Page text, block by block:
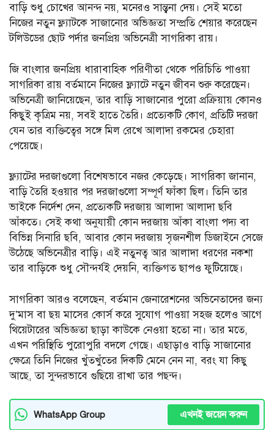
বাড়ি শুধু চোখের আনন্দ নয়, মনেরও সান্ত্বনা দেয়। সেই মতো
নিজের নতুন ফ্ল্যাটকে সাজানোর অভিজ্ঞতা সম্প্রতি শেয়ার করেছেন
টলিউডের ছোট পর্দার জনপ্রিয় অভিনেত্রী সাগরিকা রায়।
জি বাংলার জনপ্রিয় ধারাবাহিক পরিণীতা থেকে পরিচিতি পাওয়া
সাগরিকা রায় বর্তমানে নিজের ফ্ল্যাটে নতুন জীবন শুরু করেছেন।
অভিনেত্রী জানিয়েছেন, তার বাড়ি সাজানোর পুরো প্রক্রিয়ায় কোনও
কিছুই কৃত্রিম নয়, সবই হাতে তৈরি। প্রত্যেকটি কোণ, প্রতিটি দরজা
যেন তার ব্যক্তিত্বের সঙ্গে মিল রেখে আলাদা রকমের চেহারা
পেয়েছে।
ফ্ল্যাটের দরজাগুলো বিশেষভাবে নজর কেড়েছে। সাগরিকা জানান,
বাড়ি তৈরি হওয়ার পর দরজাগুলো সম্পূর্ণ ফাঁকা ছিল। তিনি তার
ভাইকে নির্দেশ দেন, প্রত্যেকটি দরজায় আলাদা আলাদা ছবি
আঁকতে। সেই কথা অনুযায়ী কোন দরজায় আঁকা বাংলা পদ্য বা
বিভিন্ন সিনারি ছবি, আবার কোন দরজায় সৃজনশীল ডিজাইনে সেজে
উঠেছে অভিনেত্রীর বাড়ি। এই নতুনত্ব আর আলাদা ধরণের নকশা
তার বাড়িকে শুধু সৌন্দর্যই দেয়নি, ব্যক্তিগত ছাপও ফুটিয়েছে।
সাগরিকা আরও বলেছেন, বর্তমান জেনারেশনের অভিনেতাদের জন্য
দু’মাস বা ছয় মাসের কোর্স করে সুযোগ পাওয়া সহজ হলেও আগে
থিয়েটারের অভিজ্ঞতা ছাড়া কাউকে নেওয়া হতো না। তার মতে,
এখন পরিস্থিতি পুরোপুরি বদলে গেছে। এছাড়াও বাড়ি সাজানোর
ক্ষেত্রে তিনি নিজের খুঁতখুঁতের দিকটি মেনে নেন না, বরং যা কিছু
আছে, তা সুন্দরভাবে গুছিয়ে রাখা তার পছন্দ।
WhatsApp Group এখনই জয়েন করুন